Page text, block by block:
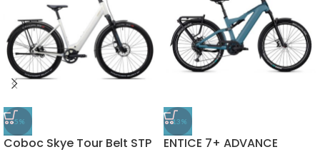
-5%
Coboc Skye Tour Belt STP
-13%
ENTICE 7+ ADVANCE